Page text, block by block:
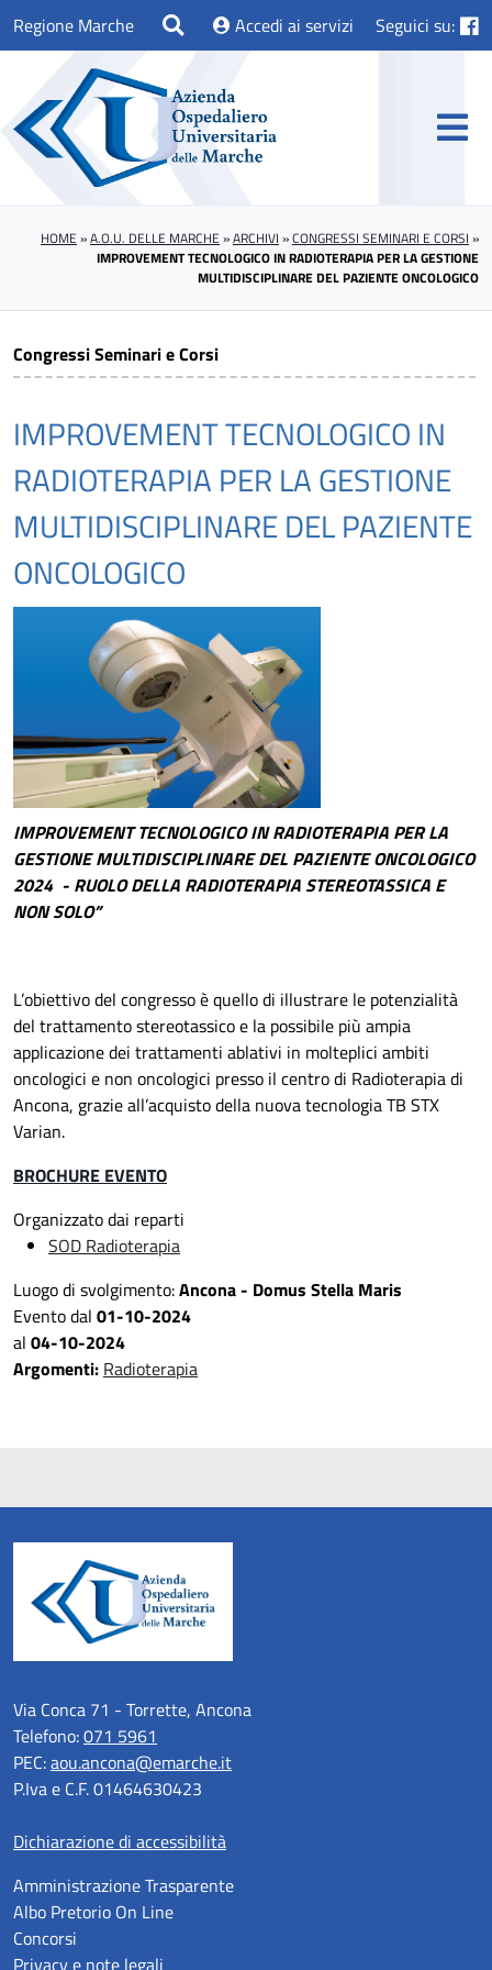
Regione Marche Accedi ai servizi Seguici su:
HOME »A.O.U. DELLE MARCHE »ARCHIVI »CONGRESSI SEMINARI E CORSI »
IMPROVEMENT TECNOLOGICO IN RADIOTERAPIA PER LA GESTIONE
MULTIDISCIPLINARE DEL PAZIENTE ONCOLOGICO
Congressi Seminari e Corsi
IMPROVEMENT TECNOLOGICO IN
RADIOTERAPIA PER LA GESTIONE
MULTIDISCIPLINARE DEL PAZIENTE
ONCOLOGICO
IMPROVEMENT TECNOLOGICO IN RADIOTERAPIA PER LA
GESTIONE MULTIDISCIPLINARE DEL PAZIENTE ONCOLOGICO
2024 - RUOLO DELLA RADIOTERAPIA STEREOTASSICA E
NON SOLO”
L’obiettivo del congresso è quello di illustrare le potenzialità
del trattamento stereotassico e la possibile più ampia
applicazione dei trattamenti ablativi in molteplici ambiti
oncologici e non oncologici presso il centro di Radioterapia di
Ancona, grazie all’acquisto della nuova tecnologia TB STX
Varian.
BROCHURE EVENTO
Organizzato dai reparti
SOD Radioterapia
Luogo di svolgimento:Ancona - Domus Stella Maris
Evento dal 01-10-2024
al 04-10-2024
Argomenti: Radioterapia
Via Conca 71 - Torrette, Ancona
Telefono:071 5961
PEC:aou.ancona@emarche.it
P.Iva e C.F. 01464630423
Dichiarazione di accessibilità
Amministrazione Trasparente
Albo Pretorio On Line
Concorsi
Privacy e note legali